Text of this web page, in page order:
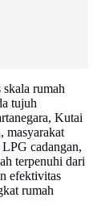
skala rumah
tujuh
Kutai
masyarakat
cadangan,
terpenuhi dari
efektivitas
rumah